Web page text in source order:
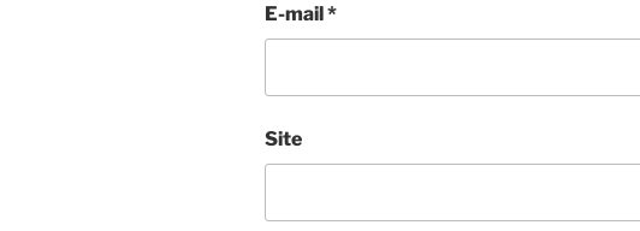
E-mail*
Site